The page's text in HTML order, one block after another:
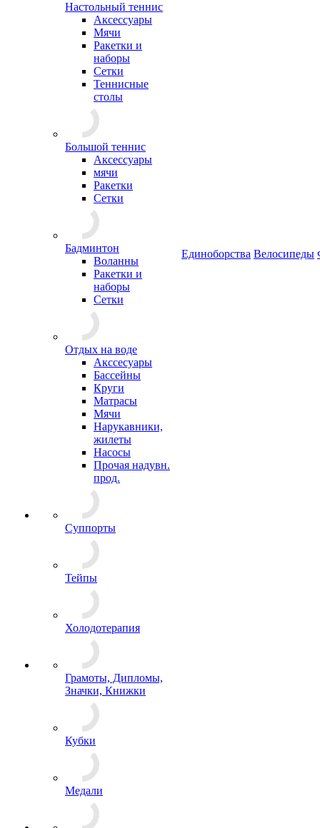
Настольный теннис
Аксессуары
Мячи
Ракетки и
наборы
Сетки
Теннисные
столы
Большой теннис
Аксессуары
мячи
Ракетки
Сетки
Бадминтон
Воланны
Ракетки и
наборы
Сетки
Отдых на воде
Акссесуары
Бассейны
Круги
Матрасы
Мячи
Нарукавники,
жилеты
Насосы
Прочая надувн.
прод.
Суппорты
Тейпы
Холодотерапия
Грамоты, Дипломы,
Значки, Книжки
Кубки
Медали
Единоборства Велосипеды